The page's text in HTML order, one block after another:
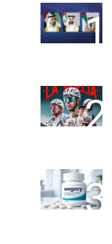
1
2
3